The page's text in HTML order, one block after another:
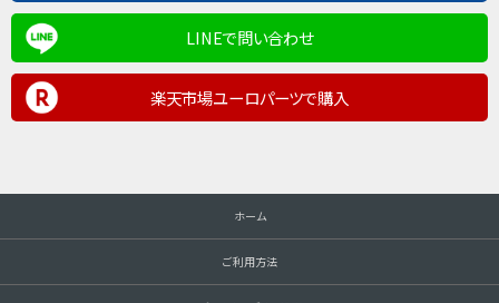
LINEで問い合わせ
楽天市場ユーロパーツで購入
ホーム
ご利用方法